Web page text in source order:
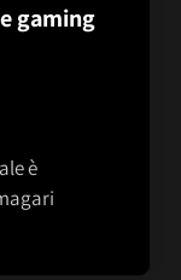
gaming
è